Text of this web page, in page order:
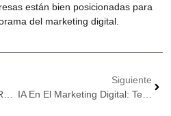
están bien posicionadas para
del marketing digital.
Siguiente